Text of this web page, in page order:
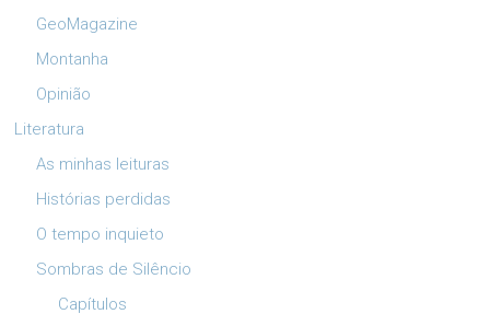
GeoMagazine
Montanha
Opinião
Literatura
As minhas leituras
Histórias perdidas
O tempo inquieto
Sombras de Silêncio
Capítulos